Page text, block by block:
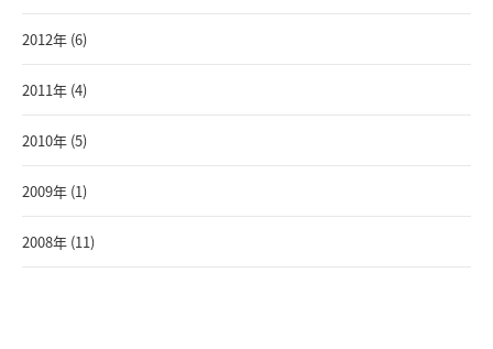
2012年 (6)
2011年 (4)
2010年 (5)
2009年 (1)
2008年 (11)